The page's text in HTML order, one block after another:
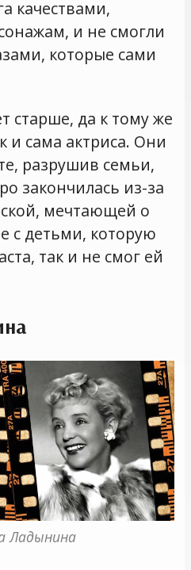
качествами,
и не смогли
которые сами
старше, да к тому же
и сама актриса. Они
разрушив семьи,
закончилась из-за
мечтающей о
с детьми, которую
так и не смог ей
Ладынина